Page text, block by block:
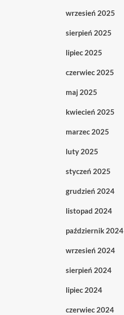
wrzesień 2025
sierpień 2025
lipiec 2025
czerwiec 2025
maj 2025
kwiecień 2025
marzec 2025
luty 2025
styczeń 2025
grudzień 2024
listopad 2024
październik 2024
wrzesień 2024
sierpień 2024
lipiec 2024
czerwiec 2024